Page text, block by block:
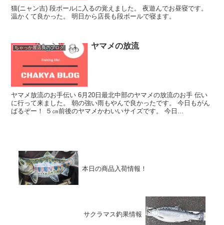
猫(ニャン吉) 段ボールに入るの覚えました。 夜遊んでお昼寝です。
温かくて良かった。 明日から店長も段ボールで寝ます。
ちゃっか屋店長のブログ ヤマメの放流
ヤマメ放流のお手伝い 6月20日最北中部のヤマメの放流のお手 伝い
に行って来ました。 朝の強い雨もやんで良かったです。 今日もがん
ばるぞー！ ５㎝前後のヤマメかわいいサイズです。 今日...
本日の商品入荷情報！
サクラマス釣果情報